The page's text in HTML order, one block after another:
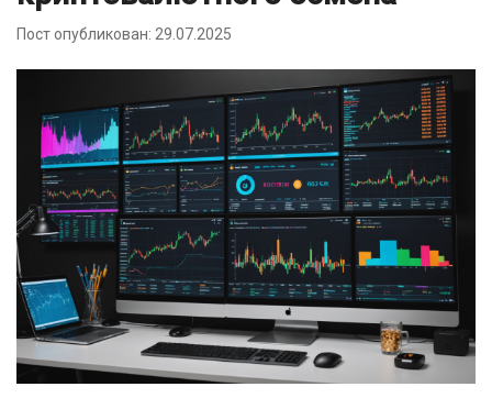
Пост опубликован: 29.07.2025